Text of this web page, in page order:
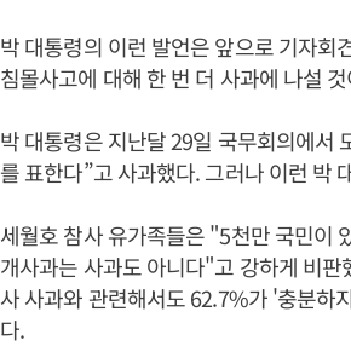
박 대통령의 이런 발언은 앞으로 기자
침몰사고에 대해 한 번 더 사과에 나설
박 대통령은 지난달 29일 국무회의에서
를 표한다”고 사과했다. 그러나 이런 박
세월호 참사 유가족들은 "5천만 국민이
개사과는 사과도 아니다"고 강하게 비
사 사과와 관련해서도 62.7%가 '충분하
다.